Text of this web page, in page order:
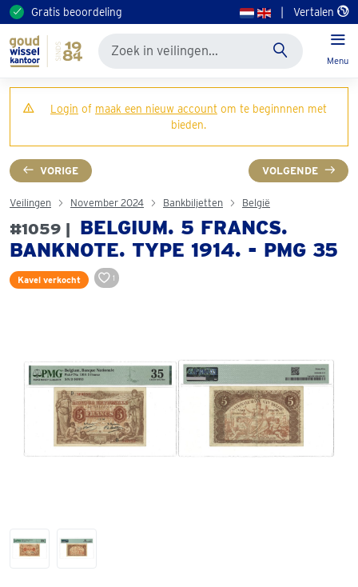
Gratis beoordeling Vertalen
Menu
Login of maak een nieuw account om te beginnnen met
bieden.
VORIGE VOLGENDE
Veilingen November 2024 Bankbiljetten België
#1059 |
BELGIUM. 5 FRANCS.
BANKNOTE. TYPE 1914. - PMG 35
Kavel verkocht 1